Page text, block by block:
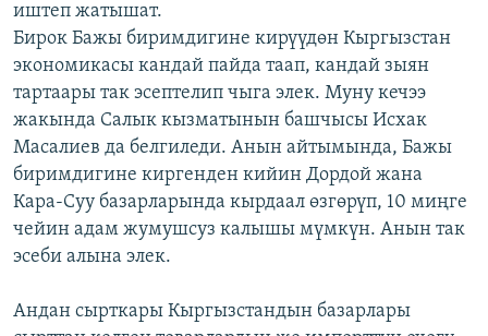
иштеп жатышат.
Бирок Бажы биримдигине кирүүдөн Кыргызстан
экономикасы кандай пайда таап, кандай зыян
тартаары так эсептелип чыга элек. Муну кечээ
жакында Салык кызматынын башчысы Исхак
Масалиев да белгиледи. Анын айтымында, Бажы
биримдигине киргенден кийин Дордой жана
Кара-Суу базарларында кырдаал өзгөрүп, 10 миңге
чейин адам жумушсуз калышы мүмкүн. Анын так
эсеби алына элек.
Андан сырткары Кыргызстандын базарлары